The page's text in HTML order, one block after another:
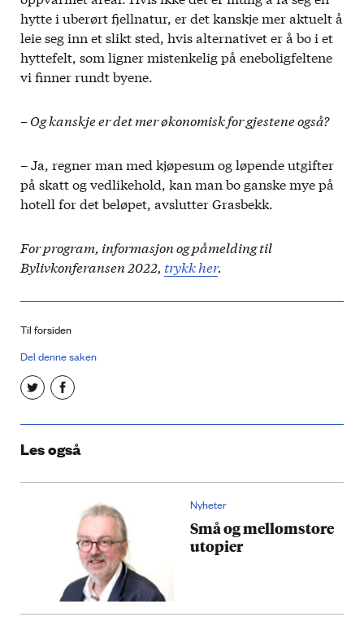
hytte i uberørt fjellnatur, er det kanskje mer aktuelt å
leie seg inn et slikt sted, hvis alternativet er å bo i et
hyttefelt, som ligner mistenkelig på eneboligfeltene
vi finner rundt byene.
– Og kanskje er det mer økonomisk for gjestene også?
– Ja, regner man med kjøpesum og løpende utgifter
på skatt og vedlikehold, kan man bo ganske mye på
hotell for det beløpet, avslutter Grasbekk.
For program, informasjon og påmelding til
Bylivkonferansen 2022, trykk her.
Til forsiden
Del denne saken
Les også
Nyheter
Små og mellomstore
utopier